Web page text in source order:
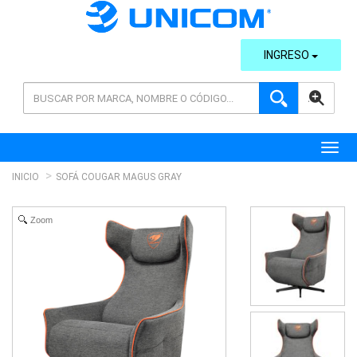
AVANZADA
INGRESO
INICIO SOFÁ COUGAR MAGUS GRAY
Zoom